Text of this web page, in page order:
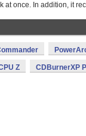
once. In addition, it
Z CDBurnerXP